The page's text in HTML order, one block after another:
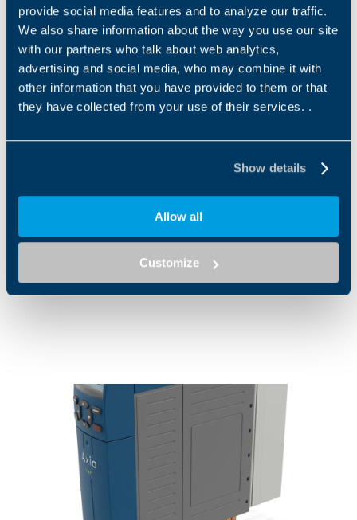
provide social media features and to analyze our traffic.
We also share information about the way you use our site
with our partners who talk about web analytics,
advertising and social media, who may combine it with
other information that you have provided to them or that
they have collected from your use of their services. .
Show details
Allow all
Customize
Bonfiglioli cumple con los principalesestándares y
certificaciones internacionales del sector marino,
incluyendo homologaciones de sociedades de
clasificación como ABS y DNV, así como normativas
SOLAS y certificaciones ATEX, cuando la aplicación lo
requiere. Adicionalmente, los accionamientos pueden
frecuencia, permitiendo una gestión precisa del
offshore.
* Publicado en el número Especial Navalia de
Industrias Pesqueras